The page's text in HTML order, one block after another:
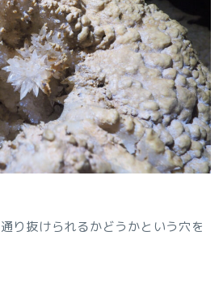
り抜けられるかどうかという穴を